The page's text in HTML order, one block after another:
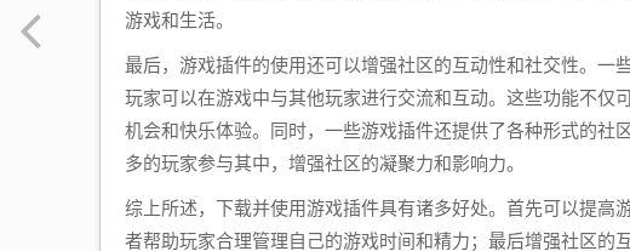
游戏和生活。
最后，游戏插件的使用还可以增强社区的互动性和社交性。
玩家可以在游戏中与其他玩家进行交流和互动。这些功能不
机会和快乐体验。同时，一些游戏插件还提供了各种形式的
多的玩家参与其中，增强社区的凝聚力和影响力。
综上所述，下载并使用游戏插件具有诸多好处。首先可以提
者帮助玩家合理管理自己的游戏时间和精力；最后增强社区